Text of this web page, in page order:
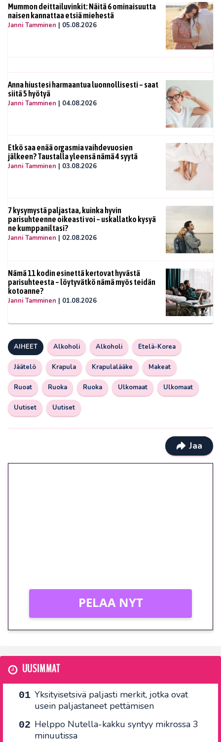
Mummon deittailuvinkit: Näitä 6 ominaisuutta
naisen kannattaa etsiä miehestä
Janni Tamminen | 05.08.2026
Anna hiustesi harmaantua luonnollisesti – saat
siitä 5 hyötyä
Janni Tamminen | 04.08.2026
Etkö saa enää orgasmia vaihdevuosien
jälkeen? Taustalla yleensä nämä 4 syytä
Janni Tamminen | 03.08.2026
7 kysymystä paljastaa, kuinka hyvin
parisuhteenne oikeasti voi – uskallatko kysyä
ne kumppaniltasi?
Janni Tamminen | 02.08.2026
Nämä 11 kodin esinettä kertovat hyvästä
parisuhteesta – löytyvätkö nämä myös teidän
kotoanne?
Janni Tamminen | 01.08.2026
AIHEET Alkoholi Alkoholi Etelä-Korea
Jäätelö Krapula Krapulalääke Makeat
Ruoat Ruoka Ruoka Ulkomaat Ulkomaat
Uutiset Uutiset
Jaa
PELAA NYT
UUSIMMAT
Yksityisetsivä paljasti merkit, jotka ovat
usein paljastaneet pettämisen
Helppo Nutella-kakku syntyy mikrossa 3
minuutissa